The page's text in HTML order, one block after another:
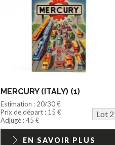
MERCURY (ITALY) (1)
Estimation : 20/30 €
Prix de départ : 15 €
Lot 2
Adjugé : 45 €
EN SAVOIR PLUS